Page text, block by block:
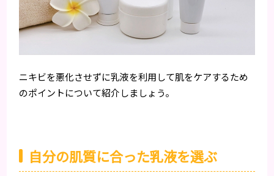
ニキビを悪化させずに乳液を利用して肌をケアするため
のポイントについて紹介しましょう。
自分の肌質に合った乳液を選ぶ